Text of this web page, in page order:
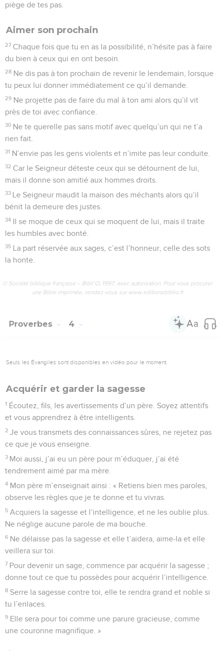
piège de tes pas.
Aimer son prochain
27 Chaque fois que tu en as la possibilité, n’hésite pas à faire
du bien à ceux qui en ont besoin.
28 Ne dis pas à ton prochain de revenir le lendemain, lorsque
tu peux lui donner immédiatement ce qu’il demande.
29 Ne projette pas de faire du mal à ton ami alors qu’il vit
près de toi avec confiance.
30 Ne te querelle pas sans motif avec quelqu’un qui ne t’a
rien fait.
31 N’envie pas les gens violents et n’imite pas leur conduite.
32 Car le Seigneur déteste ceux qui se détournent de lui,
mais il donne son amitié aux hommes droits.
33 Le Seigneur maudit la maison des méchants alors qu’il
bénit la demeure des justes.
34 Il se moque de ceux qui se moquent de lui, mais il traite
les humbles avec bonté.
35 La part réservée aux sages, c’est l’honneur, celle des sots
la honte.
© Société biblique française – Bibli’O, 1997, avec autorisation. Pour vous procurer
une Bible imprimée, rendez-vous sur www.editionsbiblio.fr
Proverbes 4
Seuls les Évangiles sont disponibles en vidéo pour le moment.
Acquérir et garder la sagesse
1 Écoutez, fils, les avertissements d’un père. Soyez attentifs
et vous apprendrez à être intelligents.
2 Je vous transmets des connaissances sûres, ne rejetez pas
ce que je vous enseigne.
3 Moi aussi, j’ai eu un père pour m’éduquer, j’ai été
tendrement aimé par ma mère.
4 Mon père m’enseignait ainsi : « Retiens bien mes paroles,
observe les règles que je te donne et tu vivras.
5 Acquiers la sagesse et l’intelligence, et ne les oublie plus.
Ne néglige aucune parole de ma bouche.
6 Ne délaisse pas la sagesse et elle t’aidera, aime-la et elle
veillera sur toi.
7 Pour devenir un sage, commence par acquérir la sagesse ;
donne tout ce que tu possèdes pour acquérir l’intelligence.
8 Serre la sagesse contre toi, elle te rendra grand et noble si
tu l’enlaces.
9 Elle sera pour toi comme une parure gracieuse, comme
une couronne magnifique. »